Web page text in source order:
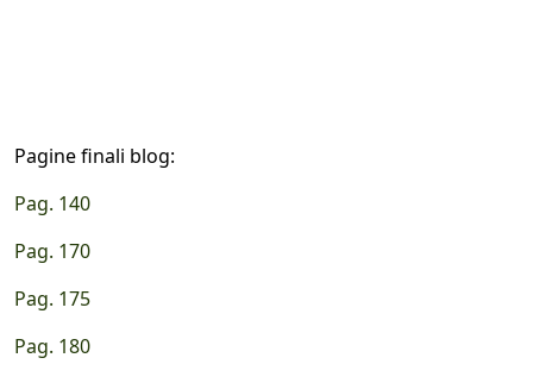
Pagine finali blog:
Pag. 140
Pag. 170
Pag. 175
Pag. 180